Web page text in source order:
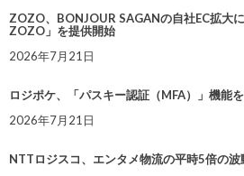
ZOZO、BONJOUR SAGANの自社EC拡大
ZOZO」を提供開始
2026年7月21日
ロジポケ、「パスキー認証（MFA）」機能
2026年7月21日
NTTロジスコ、エンタメ物流の平時5倍の